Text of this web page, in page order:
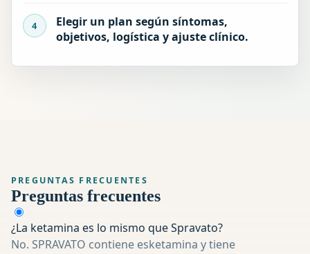
Elegir un plan según síntomas,
objetivos, logística y ajuste clínico.
PREGUNTAS FRECUENTES
Preguntas frecuentes
¿La ketamina es lo mismo que Spravato?
No. SPRAVATO contiene esketamina y tiene